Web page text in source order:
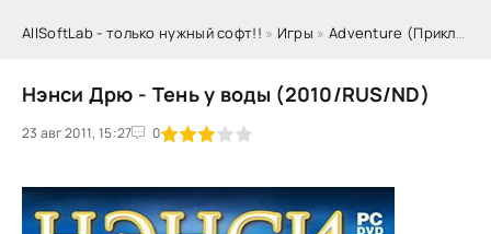
AllSoftLab - только нужный софт!! » Игры » Adventure (Приключения)
Нэнси Дрю - Тень у воды (2010/RUS/ND)
23 авг 2011, 15:27 0
1 2 3 4 5